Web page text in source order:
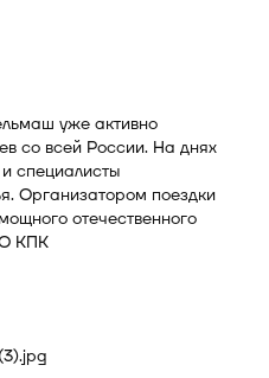
уже активно
со всей России. На днях
специалисты
Организатором поездки
отечественного
КПК